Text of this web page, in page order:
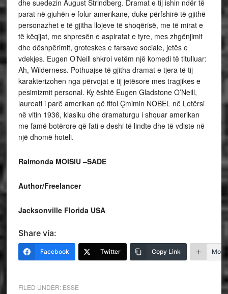
dhe suedezin August Strindberg. Dramat e tij ishin ndër të
parat në gjuhën e folur amerikane, duke përfshirë të gjithë
personazhet e të gjitha llojeve të shoqërisë, me të mirat e
të këqijat, me shpresën e aspiratat e tyre, mes zhgënjimit
dhe dëshpërimit, groteskes e farsave sociale, jetës e
vdekjes. Eugen O’Neill shkroi vetëm një komedi të titulluar:
Ah, Wilderness. Pothuajse të gjitha dramat e tjera të tij
karakterizohen nga përvojat e tij jetësore mes tragjikes e
pesimizmit personal. Ky është Eugen Gladstone O’Neill,
laureati i parë amerikan që fitoi Çmimin NOBEL në Letërsi
në vitin 1936, klasiku dhe dramaturgu i shquar amerikan
me famë botërore që fati e deshi të lindte dhe të vdiste në
një dhomë hoteli.
Raimonda MOISIU –SADE
Author/Freelancer
Jacksonville Florida USA
Share via:
Facebook Twitter Copy Link More
FILED UNDER: ESSE